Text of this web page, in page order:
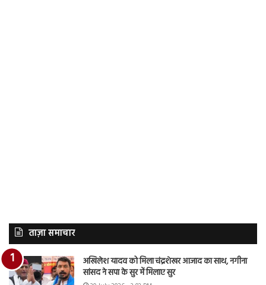
ताज़ा समाचार
अखिलेश यादव को मिला चंद्रशेखर आजाद का साथ, नगीना
सांसद ने सपा के सुर में मिलाए सुर